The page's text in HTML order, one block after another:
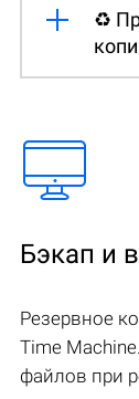
♻️
Бэкап и
Резервное
Time
файлов при